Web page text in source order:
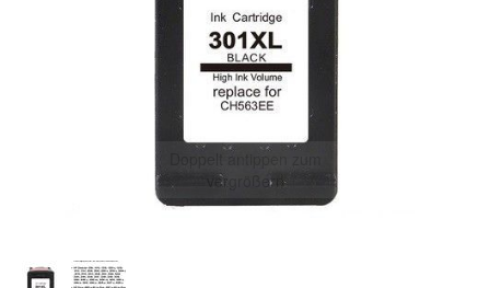
Doppelt antippen zum
vergrößern